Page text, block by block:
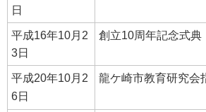
日
平成16年10月2
3日
創立10周年記念式典
平成20年10月2
6日
龍ケ崎市教育研究会